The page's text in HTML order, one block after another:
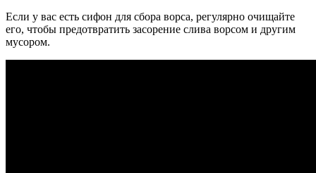
Если у вас есть сифон для сбора ворса, регулярно очищайте
его, чтобы предотвратить засорение слива ворсом и другим
мусором.